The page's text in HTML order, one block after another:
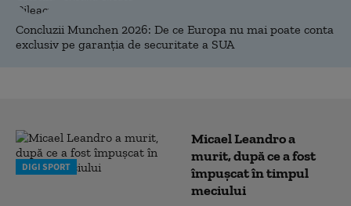
Concluzii Munchen 2026: De ce Europa nu mai poate conta
exclusiv pe garanția de securitate a SUA
DIGI SPORT
Micael Leandro a
murit, după ce a fost
împușcat în timpul
meciului